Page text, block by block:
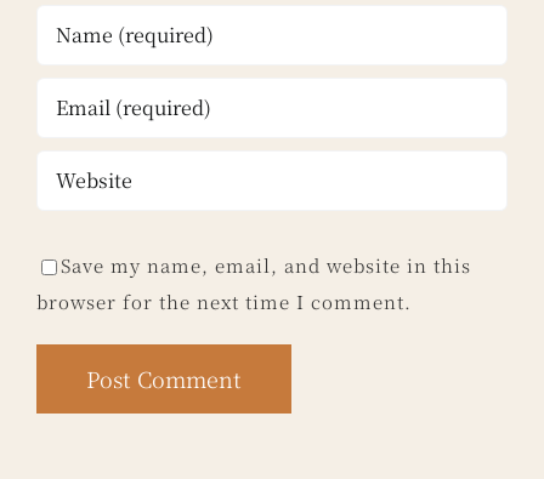
Save my name, email, and website in this
browser for the next time I comment.